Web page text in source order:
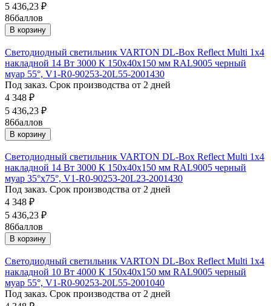
5 436,23 ₽
86баллов
В корзину
Светодиодный светильник VARTON DL-Box Reflect Multi 1x4
накладной 14 Вт 3000 К 150х40х150 мм RAL9005 черный
муар 55°, V1-R0-90253-20L55-2001430
Под заказ. Срок производства от 2 дней
4 348 ₽
5 436,23 ₽
86баллов
В корзину
Светодиодный светильник VARTON DL-Box Reflect Multi 1x4
накладной 14 Вт 3000 К 150х40х150 мм RAL9005 черный
муар 35°x75°, V1-R0-90253-20L23-2001430
Под заказ. Срок производства от 2 дней
4 348 ₽
5 436,23 ₽
86баллов
В корзину
Светодиодный светильник VARTON DL-Box Reflect Multi 1x4
накладной 10 Вт 4000 К 150х40х150 мм RAL9005 черный
муар 55°, V1-R0-90253-20L55-2001040
Под заказ. Срок производства от 2 дней